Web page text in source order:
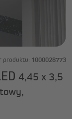
produktu: 1000028773
4,45 x 3,5